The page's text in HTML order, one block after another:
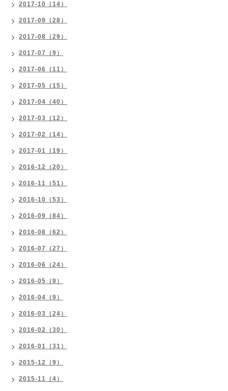
2017-10（14）
2017-09（28）
2017-08（29）
2017-07（9）
2017-06（11）
2017-05（15）
2017-04（40）
2017-03（12）
2017-02（14）
2017-01（19）
2016-12（20）
2016-11（51）
2016-10（53）
2016-09（84）
2016-08（62）
2016-07（27）
2016-06（24）
2016-05（9）
2016-04（9）
2016-03（24）
2016-02（30）
2016-01（31）
2015-12（9）
2015-11（4）